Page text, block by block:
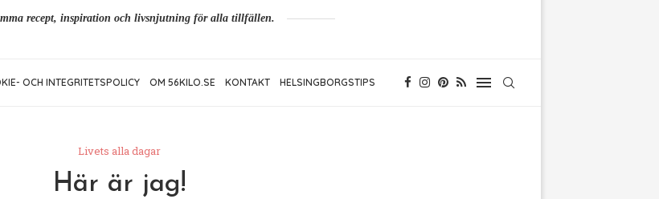
recept, inspiration och livsnjutning för alla tillfällen.
OCH INTEGRITETSPOLICY OM 56KILO.SE KONTAKT HELSINGBORGSTIPS
Livets alla dagar
Här är jag!